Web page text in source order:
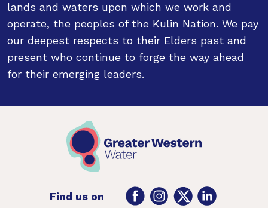
lands and waters upon which we work and
operate, the peoples of the Kulin Nation. We pay
our deepest respects to their Elders past and
present who continue to forge the way ahead
for their emerging leaders.
Find us on FacebookInstagram
TwitterLinkedIn